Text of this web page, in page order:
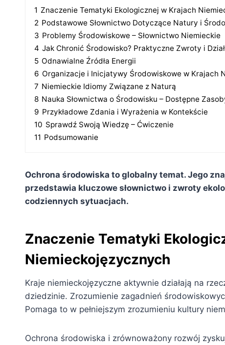
1 Znaczenie Tematyki Ekologicznej w Krajach
2 Podstawowe Słownictwo Dotyczące Natury i
3 Problemy Środowiskowe – Słownictwo Niemieckie
4 Jak Chronić Środowisko? Praktyczne Zwroty i
5 Odnawialne Źródła Energii
6 Organizacje i Inicjatywy Środowiskowe w Krajach
7 Niemieckie Idiomy Związane z Naturą
8 Nauka Słownictwa o Środowisku – Dostępne
9 Przykładowe Zdania i Wyrażenia w Kontekście
10 Sprawdź Swoją Wiedzę – Ćwiczenie
11 Podsumowanie
Ochrona środowiska to globalny temat. Jego
przedstawia kluczowe słownictwo i zwroty
codziennych sytuacjach.
Znaczenie Tematyki
Niemieckojęzycznych
Kraje niemieckojęzyczne aktywnie działają na
dziedzinie. Zrozumienie zagadnień
Pomaga to w pełniejszym zrozumieniu kultury
Ochrona środowiska i zrównoważony rozwój